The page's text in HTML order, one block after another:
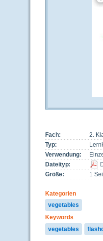
Fach:
2.
Typ:
Verwendung:
Dateityp:
Größe:
1
Kategorien
vegetables
Keywords
vegetables